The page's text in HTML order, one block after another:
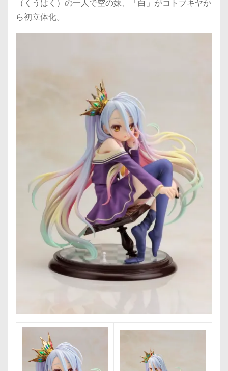
（くうはく）の一人で空の妹、「白」がコトブキヤか
ら初立体化。